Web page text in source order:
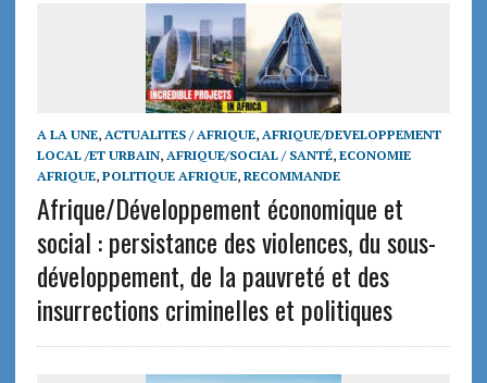
A LA UNE, ACTUALITES / AFRIQUE, AFRIQUE/DEVELOPPEMENT
LOCAL /ET URBAIN, AFRIQUE/SOCIAL / SANTÉ, ECONOMIE
AFRIQUE, POLITIQUE AFRIQUE, RECOMMANDE
Afrique/Développement économique et
social : persistance des violences, du sous-
développement, de la pauvreté et des
insurrections criminelles et politiques